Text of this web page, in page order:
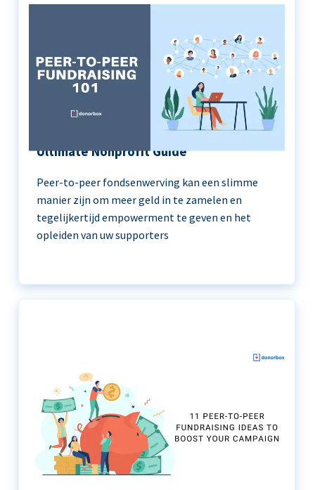
Peer-to-Peer Fundraising 101 | The
Ultimate Nonprofit Guide
Peer-to-peer fondsenwerving kan een slimme
manier zijn om meer geld in te zamelen en
tegelijkertijd empowerment te geven en het
opleiden van uw supporters